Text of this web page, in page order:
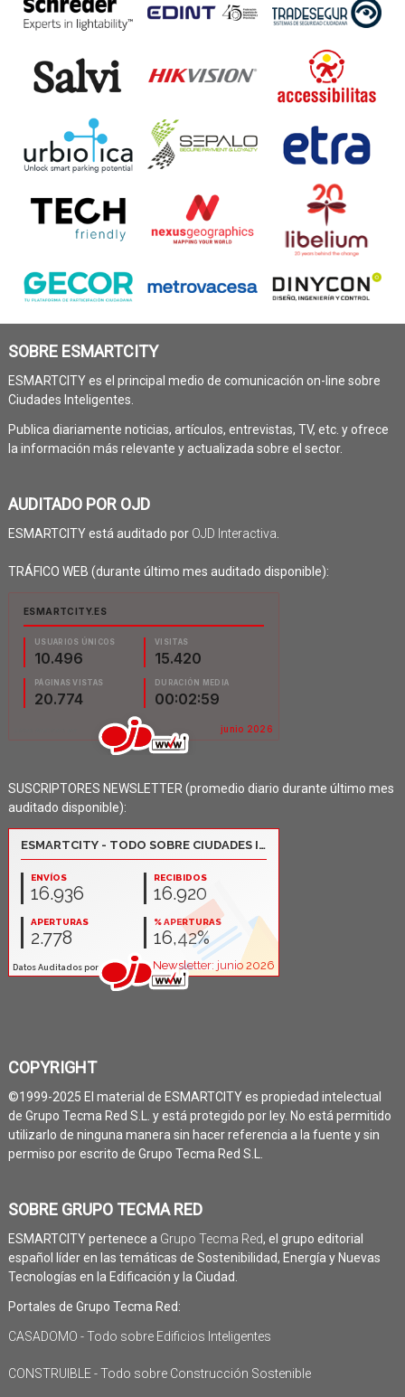
SOBRE ESMARTCITY
ESMARTCITY es el principal medio de comunicación on-line sobre
Ciudades Inteligentes.
Publica diariamente noticias, artículos, entrevistas, TV, etc. y ofrece
la información más relevante y actualizada sobre el sector.
AUDITADO POR OJD
ESMARTCITY está auditado por OJD Interactiva
TRÁFICO WEB (durante último mes auditado disponible):
SUSCRIPTORES NEWSLETTER (promedio diario durante último mes
auditado disponible):
COPYRIGHT
©1999-2025 El material de ESMARTCITY es propiedad intelectual
de Grupo Tecma Red S.L. y está protegido por ley. No está permitido
utilizarlo de ninguna manera sin hacer referencia a la fuente y sin
permiso por escrito de Grupo Tecma Red S.L.
SOBRE GRUPO TECMA RED
ESMARTCITY pertenece a Grupo Tecma Red, el grupo editorial
español líder en las temáticas de Sostenibilidad, Energía y Nuevas
Tecnologías en la Edificación y la Ciudad.
Portales de Grupo Tecma Red:
CASADOMO - Todo sobre Edificios Inteligentes
CONSTRUIBLE - Todo sobre Construcción Sostenible